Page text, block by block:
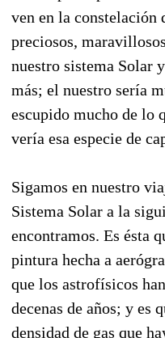
ven en la constelación
preciosos,
nuestro sistema Solar
más; el nuestro sería
escupido mucho de lo
vería esa especie de
Sigamos en nuestro
Sistema Solar a la
encontramos. Es ésta
pintura hecha a
que los astrofísicos
decenas de años; y es
densidad de gas que